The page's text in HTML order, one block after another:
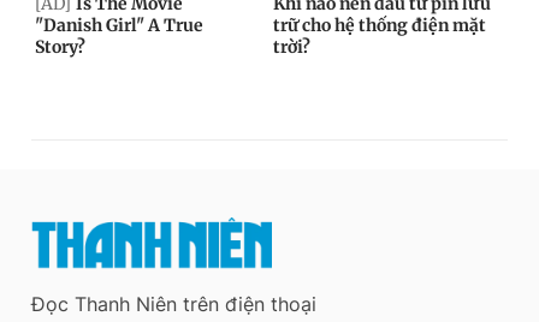
Đọc Thanh Niên trên điện thoại